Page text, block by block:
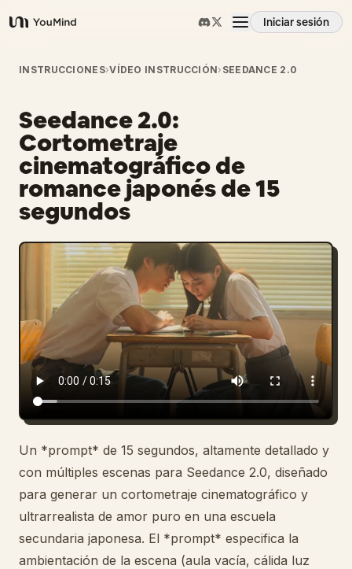
YouMind
Iniciar sesión
Resumen
Casos de uso
Habilidades
Prompts
Precios
Descargar
Blog
Actualizaciones
INSTRUCCIONES›VÍDEO INSTRUCCIÓN› SEEDANCE 2.0
Seedance 2.0:
Cortometraje
cinematográfico de
romance japonés de 15
segundos
Un *prompt* de 15 segundos, altamente detallado y
con múltiples escenas para Seedance 2.0, diseñado
para generar un cortometraje cinematográfico y
ultrarrealista de amor puro en una escuela
secundaria japonesa. El *prompt* especifica la
ambientación de la escena (aula vacía, cálida luz